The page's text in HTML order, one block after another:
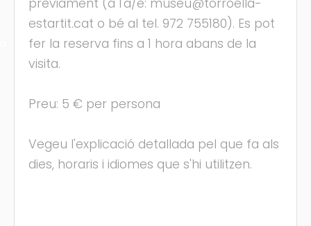
prèviament (a l'a/e: museu@torroella-
estartit.cat o bé al tel. 972 755180). Es pot
fer la reserva fins a 1 hora abans de la
visita.
Preu: 5 € per persona
Vegeu l'explicació detallada pel que fa als
dies, horaris i idiomes que s'hi utilitzen.